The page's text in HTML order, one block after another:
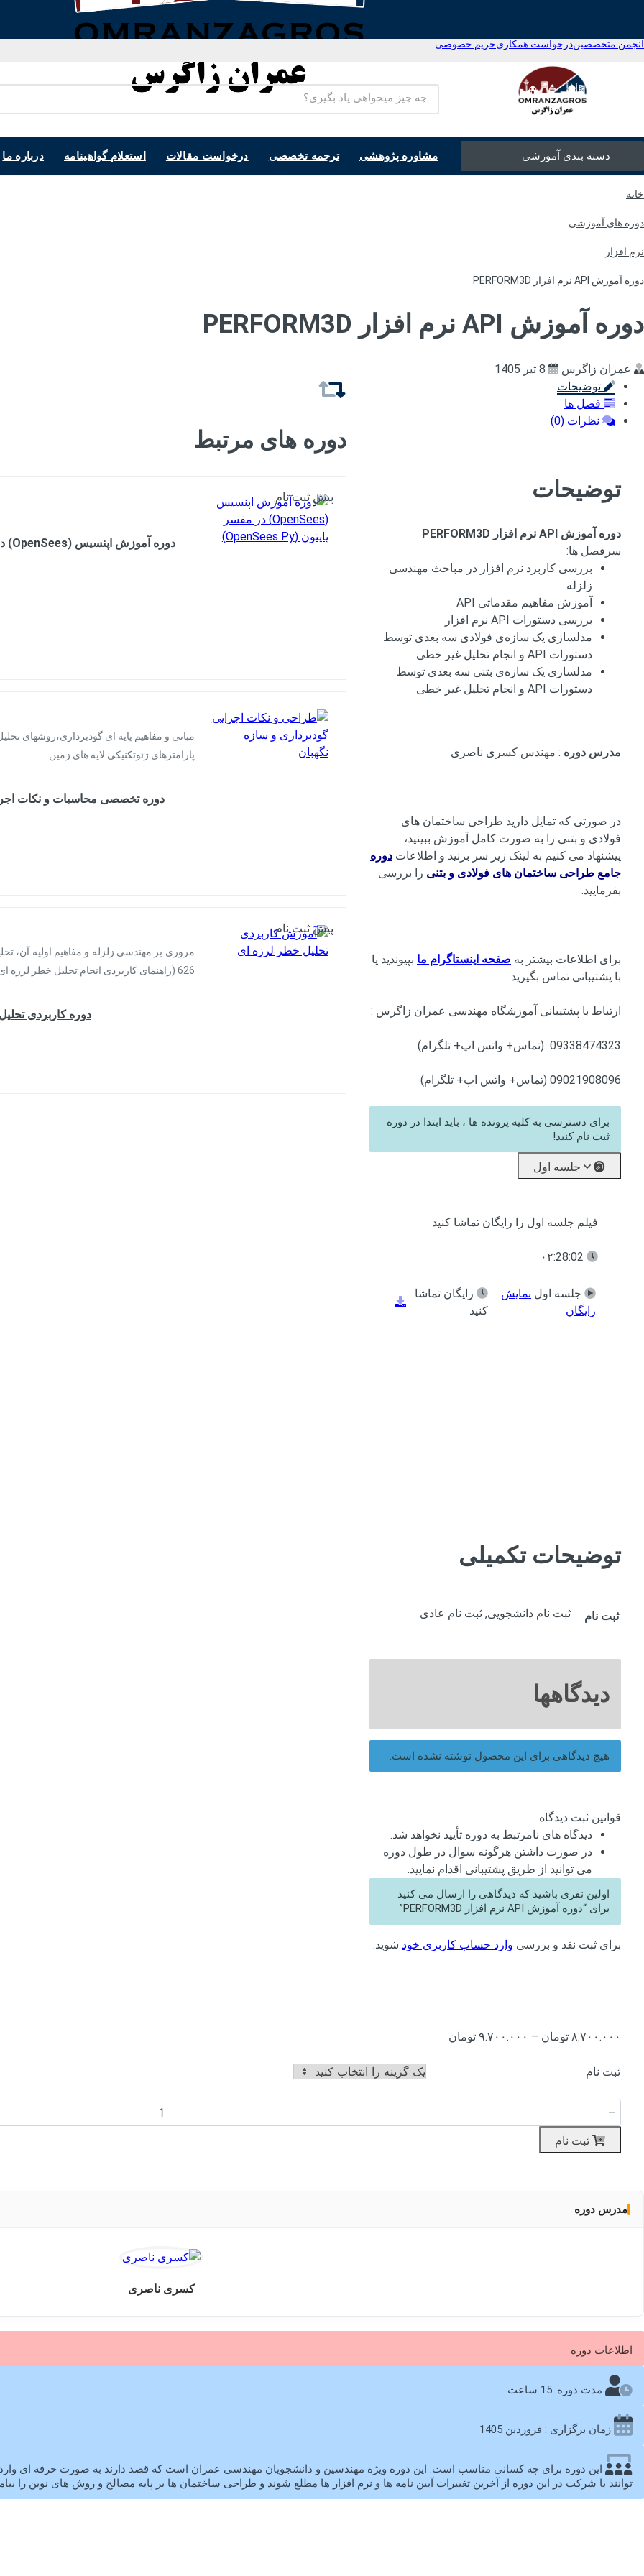
محتوا
انجمن متخصصیندرخواست همکاریحریم خصوصی
ویژه اساتید و پژوهشگران
دسته بندی آموزشی مشاوره پژوهشی ترجمه تخصصی درخواست مقالات استعلام گواهینامه درباره ما
خانه
دوره های آموزشی
نرم افزار
دوره آموزش API نرم افزار PERFORM3D
دوره آموزش API نرم افزار PERFORM3D
عمران زاگرس
8 تیر 1405
توضیحات
فصل ها
نظرات (0)
توضیحات
دوره آموزش API نرم افزار PERFORM3D
سرفصل ها:
بررسی کاربرد نرم افزار در مباحث مهندسی
زلزله
آموزش مفاهیم مقدماتی API
بررسی دستورات API نرم افزار
مدلسازی یک سازه‌ی فولادی سه بعدی توسط
دستورات API و انجام تحلیل غیر خطی
مدلسازی یک سازه‌ی بتنی سه بعدی توسط
دستورات API و انجام تحلیل غیر خطی
مدرس دوره : مهندس کسری ناصری
در صورتی که تمایل دارید طراحی ساختمان های
فولادی و بتنی را به صورت کامل آموزش ببینید،
پیشنهاد می کنیم به لینک زیر سر برنید و اطلاعات دوره
جامع طراحی ساختمان های فولادی و بتنی را بررسی
بفرمایید.
برای اطلاعات بیشتر به صفحه اینستاگرام ما بپیوندید یا
با پشتیبانی تماس بگیرید.
ارتباط با پشتیبانی آموزشگاه مهندسی عمران زاگرس :
09338474323 (تماس+ واتس اپ+ تلگرام)
09021908096 (تماس+ واتس اپ+ تلگرام)
برای دسترسی به کلیه پرونده ها ، باید ابتدا در دوره
ثبت نام کنید!
فیلم جلسه اول را رایگان تماشا کنید
جلسه اول نمایش
رایگان
رایگان تماشا
کنید
توضیحات تکمیلی
ثبت نام ثبت نام دانشجویی, ثبت نام عادی
دیدگاهها
هیچ دیدگاهی برای این محصول نوشته نشده است.
قوانین ثبت دیدگاه
دیدگاه های نامرتبط به دوره تأیید نخواهد شد.
در صورت داشتن هرگونه سوال در طول دوره
می توانید از طریق پشتیبانی اقدام نمایید.
اولین نفری باشید که دیدگاهی را ارسال می کنید
برای “دوره آموزش API نرم افزار PERFORM3D”
برای ثبت نقد و بررسی وارد حساب کاربری خود شوید.
دوره های مرتبط
پیش ثبت نام
دوره آموزش اپنسیس (OpenSees) در مفسر پایتون (OpenSees Py)
دوره تخصصی محاسبات و نکات
مبانی و مفاهیم پایه ای گودبرداری،روشهای
پارامترهای ژئوتکنیکی لایه های زمین…
پیش ثبت نام
دوره کاربردی
مروری بر مهندسی زلزله و مفاهیم اولیه آن،
626 (راهنمای کاربردی انجام تحلیل خطر لرزه ای)…
۸.۷۰۰.۰۰۰ تومان – ۹.۷۰۰.۰۰۰ تومان
۸.۷۰۰.۰۰۰ تومان
ثبت نام
ثبت نام
مدرس دوره
کسری ناصری
اطلاعات دوره
مدت دوره: 15 ساعت
زمان برگزاری : فروردین 1405
این دوره برای چه کسانی مناسب است: این دوره ویژه مهندسین و دانشجویان مهندسی عمران است که قصد دارند به صورت حرفه ای
توانند با شرکت در این دوره از آخرین تغییرات آیین نامه ها و نرم افزار ها مطلع شوند و طراحی ساختمان ها بر پایه مصالح و روش های نوین را